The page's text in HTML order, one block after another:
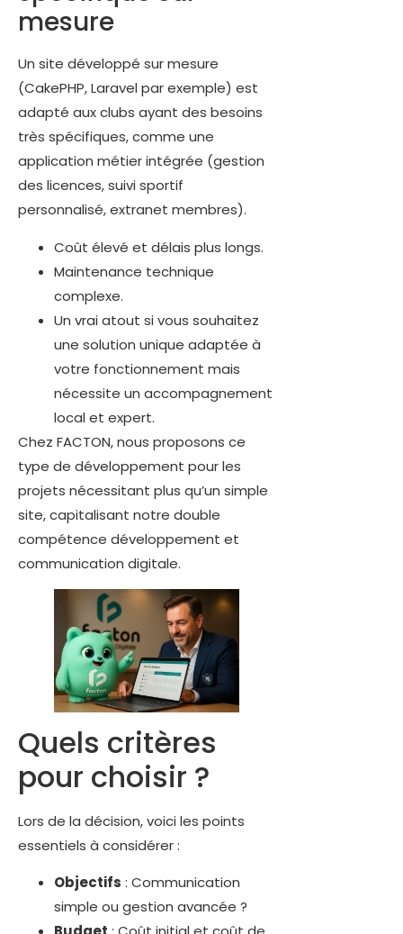
mesure
Un site développé sur mesure
(CakePHP, Laravel par exemple) est
adapté aux clubs ayant des besoins
très spécifiques, comme une
application métier intégrée (gestion
des licences, suivi sportif
personnalisé, extranet membres).
Coût élevé et délais plus longs.
Maintenance technique
complexe.
Un vrai atout si vous souhaitez
une solution unique adaptée à
votre fonctionnement mais
nécessite un accompagnement
local et expert.
Chez FACTON, nous proposons ce
type de développement pour les
projets nécessitant plus qu’un simple
site, capitalisant notre double
compétence développement et
communication digitale.
Quels critères
pour choisir ?
Lors de la décision, voici les points
essentiels à considérer :
Objectifs : Communication
simple ou gestion avancée ?